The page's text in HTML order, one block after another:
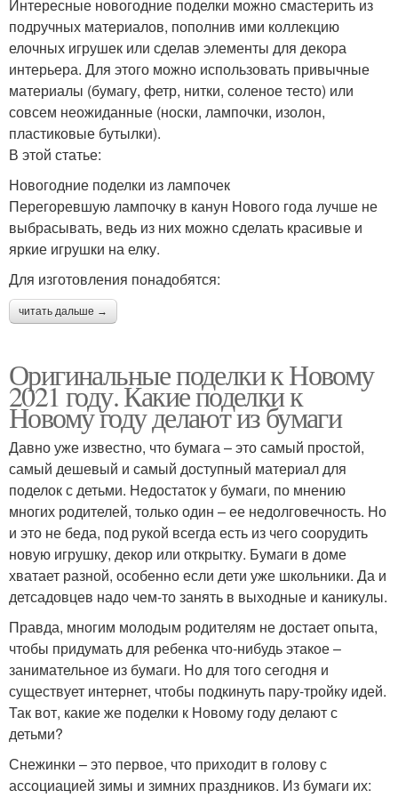
Интересные новогодние поделки можно смастерить из
подручных материалов, пополнив ими коллекцию
елочных игрушек или сделав элементы для декора
интерьера. Для этого можно использовать привычные
материалы (бумагу, фетр, нитки, соленое тесто) или
совсем неожиданные (носки, лампочки, изолон,
пластиковые бутылки).
В этой статье:
Новогодние поделки из лампочек
Перегоревшую лампочку в канун Нового года лучше не
выбрасывать, ведь из них можно сделать красивые и
яркие игрушки на елку.
Для изготовления понадобятся:
читать дальше →
Оригинальные поделки к Новому
2021 году. Какие поделки к
Новому году делают из бумаги
Давно уже известно, что бумага – это самый простой,
самый дешевый и самый доступный материал для
поделок с детьми. Недостаток у бумаги, по мнению
многих родителей, только один – ее недолговечность. Но
и это не беда, под рукой всегда есть из чего соорудить
новую игрушку, декор или открытку. Бумаги в доме
хватает разной, особенно если дети уже школьники. Да и
детсадовцев надо чем-то занять в выходные и каникулы.
Правда, многим молодым родителям не достает опыта,
чтобы придумать для ребенка что-нибудь этакое –
занимательное из бумаги. Но для того сегодня и
существует интернет, чтобы подкинуть пару-тройку идей.
Так вот, какие же поделки к Новому году делают с
детьми?
Снежинки – это первое, что приходит в голову с
ассоциацией зимы и зимних праздников. Из бумаги их: